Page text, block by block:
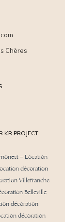
Chères
KR PROJECT
– Location
décoration
Villefranche
Belleville
décoration
décoration